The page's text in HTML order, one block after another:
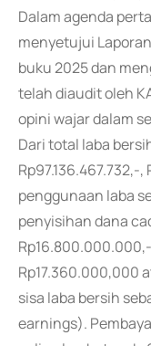
Dalam agenda
menyetujui
buku 2025 dan
telah diaudit oleh
opini wajar dalam
Dari total laba
Rp97.136.467.732,-
penggunaan laba
penyisihan dana
Rp17.360.000,000
sisa laba bersih
earnings).